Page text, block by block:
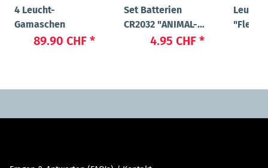
4 Leucht-
Gamaschen
89.90 CHF *
Set Batterien
CR2032 "ANIMAL-
LIGHT POWER"
4.95 CHF *
"Flex"